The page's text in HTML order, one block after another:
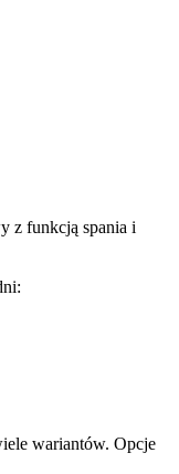
z funkcją spania i
wariantów. Opcje